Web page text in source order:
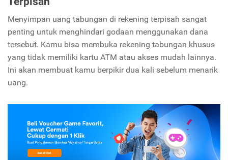
Menyimpan uang tabungan di rekening terpisah sangat
penting untuk menghindari godaan menggunakan dana
tersebut. Kamu bisa membuka rekening tabungan khusus
yang tidak memiliki kartu ATM atau akses mudah lainnya.
Ini akan membuat kamu berpikir dua kali sebelum menarik
uang.